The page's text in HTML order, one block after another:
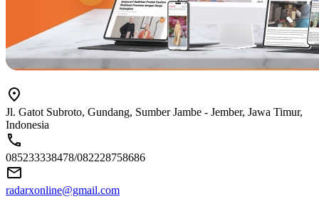
Jl. Gatot Subroto, Gundang, Sumber Jambe - Jember, Jawa Timur,
Indonesia
085233338478/082228758686
radarxonline@gmail.com